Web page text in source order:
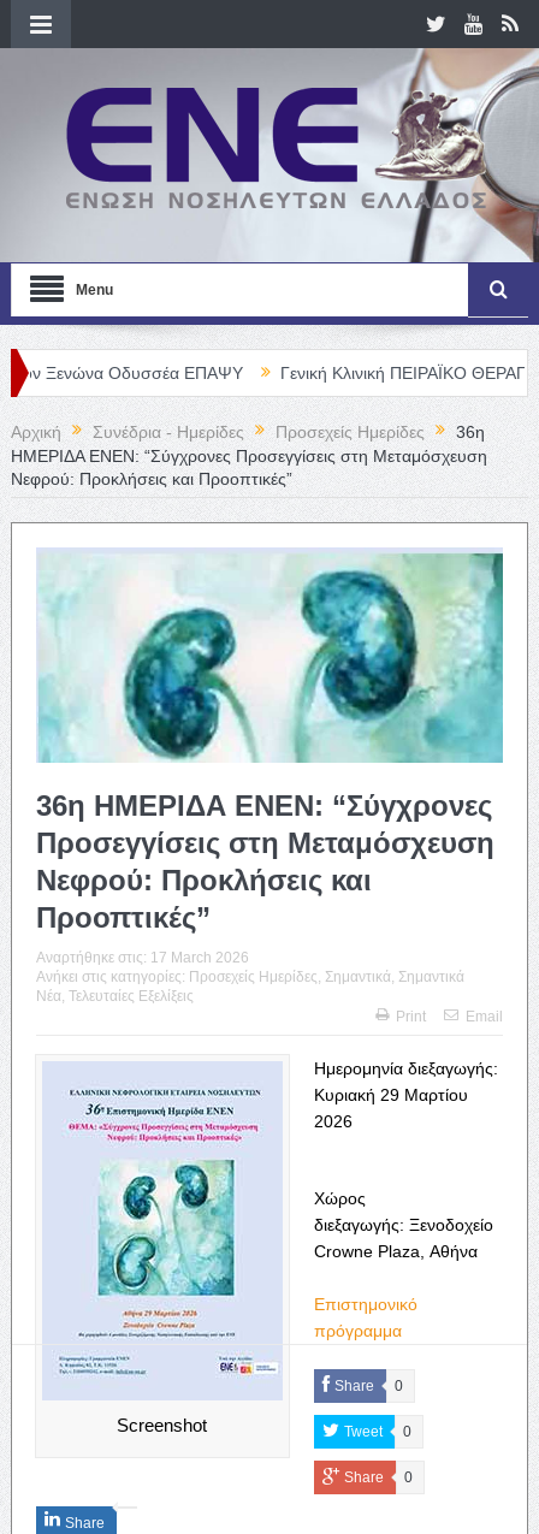
Menu
Οδυσσέα ΕΠΑΨΥ Γενική Κλινική ΠΕΙΡΑΪΚΟ ΘΕΡΑΠΕΥΤΗΡΙΟ
Αρχική Συνέδρια - Ημερίδες Προσεχείς Ημερίδες
36η
ΗΜΕΡΙΔΑ ΕΝΕΝ: “Σύγχρονες Προσεγγίσεις στη Μεταμόσχευση
Νεφρού: Προκλήσεις και Προοπτικές”
36η ΗΜΕΡΙΔΑ ΕΝΕΝ: “Σύγχρονες
Προσεγγίσεις στη Μεταμόσχευση
Νεφρού: Προκλήσεις και
Προοπτικές”
Αναρτήθηκε στις: 17 March 2026
Ανήκει στις κατηγορίες: Προσεχείς Ημερίδες Σημαντικά Σημαντικά
Νέα Τελευταίες Εξελίξεις
Print
Email
Screenshot
Ημερομηνία διεξαγωγής:
Κυριακή 29 Μαρτίου
2026
Χώρος
διεξαγωγής: Ξενοδοχείο
Crοwne Plaza, Αθήνα
Επιστημονικό
πρόγραμμα
Share 0
Tweet 0
Share 0
Share